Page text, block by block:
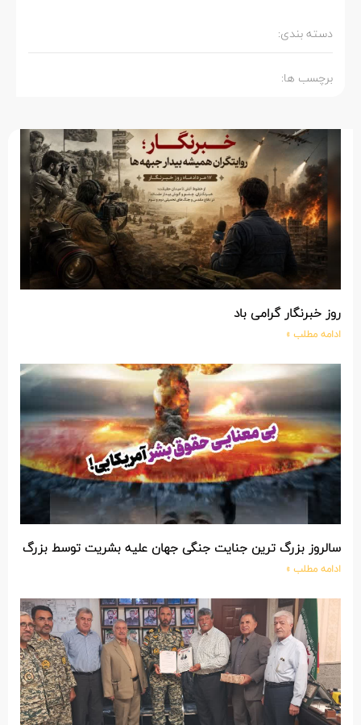
دسته بندی:
برچسب ها:
روز خبرنگار گرامی باد
ادامه مطلب »
سالروز بزرگ ترین جنایت جنگی جهان علیه بشریت توسط بزرگ
ادامه مطلب »